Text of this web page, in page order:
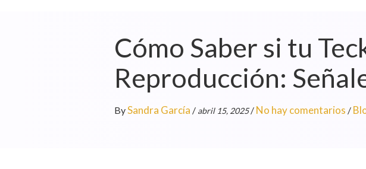
Cómo Saber si tu
Reproducción:
BySandra García / abril 15, 2025/ No hay comentarios /